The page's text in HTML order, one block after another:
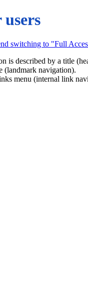
users
switching to "Full
is described by a title
(landmark navigation).
menu (internal link